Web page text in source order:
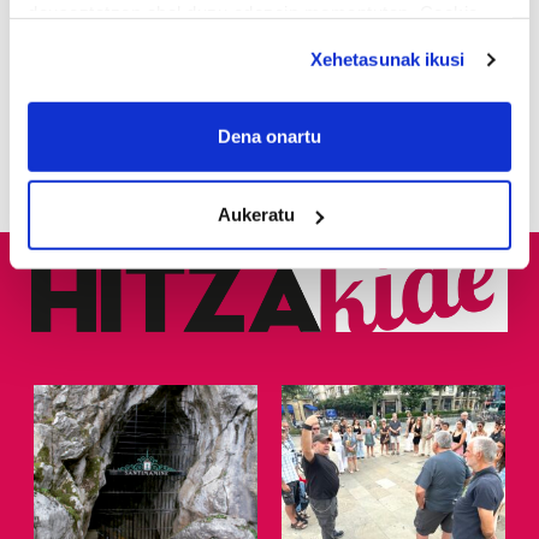
If you allow, we would also like to:
Collect information about your geographical
Identify your device by actively scanning it for
specific characteristics (fingerprinting)
Find out more about how your personal data is processed
and set your preferences in the
details section.
prozesatzen ditugu, zure IP zenbakia, besteak beste,
teknologia erabiliz, cookieak adibidez, iragarki eta eduki
pertsonalizatuak eskaintzeko, iragarkiak eta edukia
neurtzeko, jendeari buruzko informazioa biltzeko eta
produktuak garatzeko. Zure datuak nork eta zertarako
Xehetasunak ikusi
Dena onartu
Aukeratu
2
3
Pertsona bat atxilotu dute
osasun publikoaren
aurkako delitua egotzita